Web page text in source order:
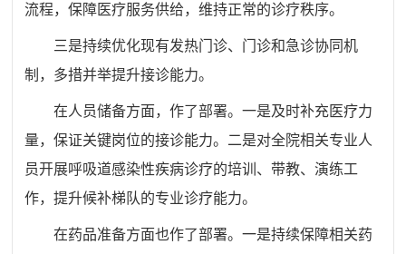
流程，保障医疗服务供给，维持正常的诊疗秩序。
三是持续优化现有发热门诊、门诊和急诊协同机
制，多措并举提升接诊能力。
在人员储备方面，作了部署。一是及时补充医疗力
量，保证关键岗位的接诊能力。二是对全院相关专业人
员开展呼吸道感染性疾病诊疗的培训、带教、演练工
作，提升候补梯队的专业诊疗能力。
在药品准备方面也作了部署。一是持续保障相关药